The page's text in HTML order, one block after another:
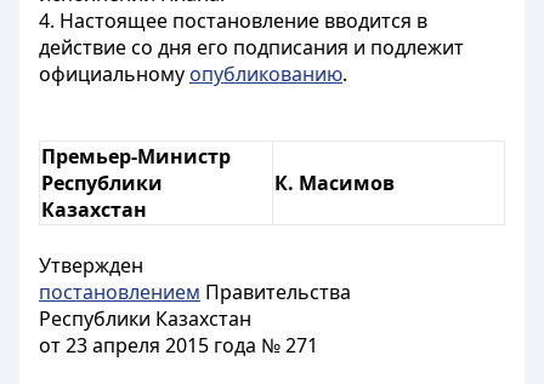
4. Настоящее постановление вводится в
действие со дня его подписания и подлежит
официальному опубликованию.
Премьер-Министр
Республики
Казахстан
К. Масимов
Утвержден
постановлением Правительства
Республики Казахстан
от 23 апреля 2015 года № 271